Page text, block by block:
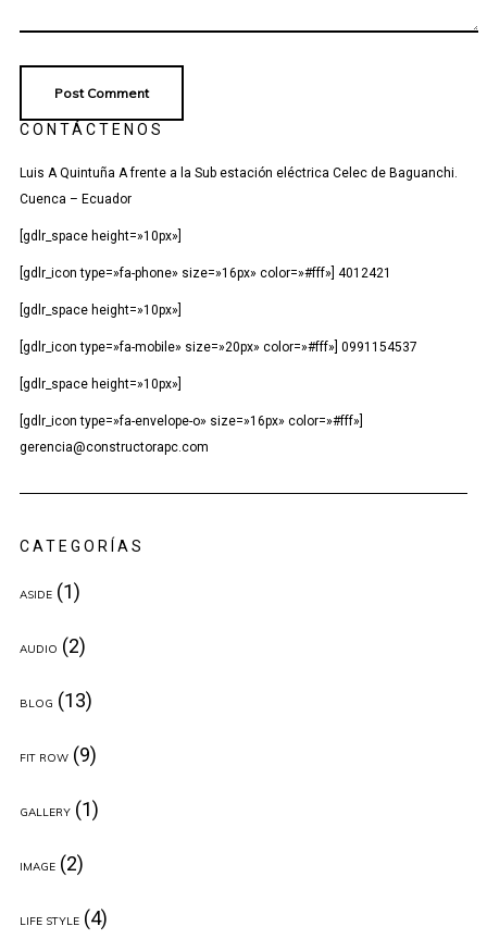
CONTÁCTENOS
Luis A Quintuña A frente a la Sub estación eléctrica Celec de Baguanchi.
Cuenca – Ecuador
[gdlr_space height=»10px»]
[gdlr_icon type=»fa-phone» size=»16px» color=»#fff»] 4012421
[gdlr_space height=»10px»]
[gdlr_icon type=»fa-mobile» size=»20px» color=»#fff»] 0991154537
[gdlr_space height=»10px»]
[gdlr_icon type=»fa-envelope-o» size=»16px» color=»#fff»]
gerencia@constructorapc.com
CATEGORÍAS
ASIDE(1)
AUDIO (2)
BLOG (13)
FIT ROW(9)
GALLERY(1)
IMAGE(2)
LIFE STYLE(4)